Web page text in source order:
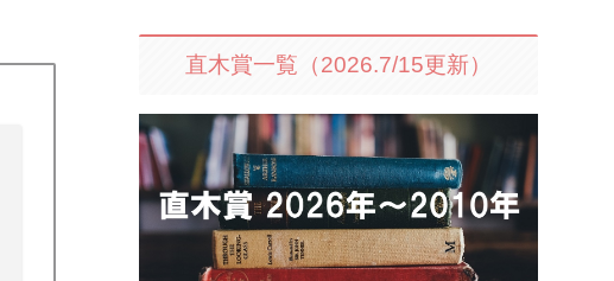
直木賞一覧（2026.7/15更新）